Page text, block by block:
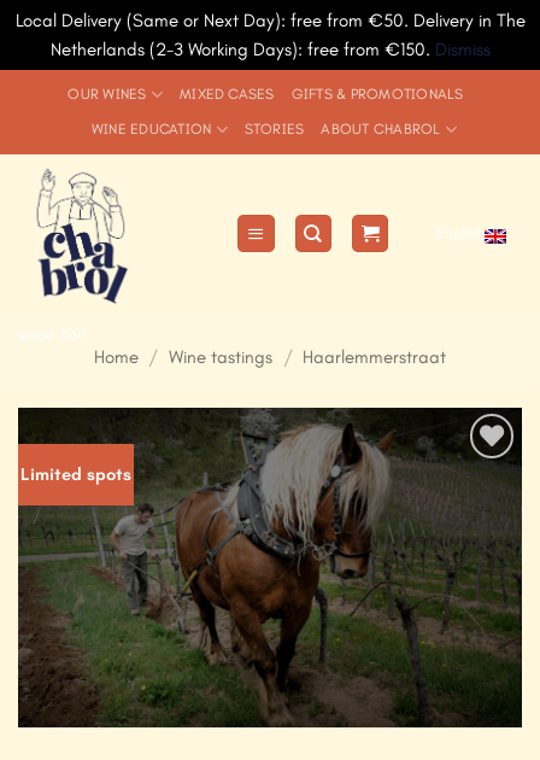
Local Delivery (Same or Next Day): free from €50. Delivery in The
Netherlands (2-3 Working Days): free from €150. Dismiss
OUR WINES MIXED CASES GIFTS & PROMOTIONALS
WINE EDUCATION STORIES ABOUT CHABROL
since 1991
English
Home / Wine tastings / Haarlemmerstraat
Limited spots
Add to
Wishlist